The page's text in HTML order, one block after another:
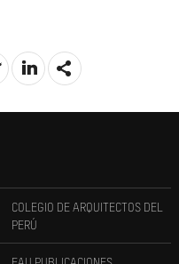
COLEGIO DE ARQUITECTOS DEL
PERÚ